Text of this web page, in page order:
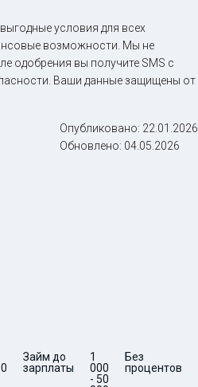
условия для всех
возможности. Мы не
одобрения вы получите SMS с
Ваши данные защищены от
Опубликовано: 22.01.2026
Обновлено: 04.05.2026
Займ до
зарплаты
1
000
- 50
Без
процентов